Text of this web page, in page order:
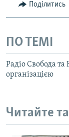
Поділитись
ПО ТЕМІ
Радіо Свобода
організацією
Читайте